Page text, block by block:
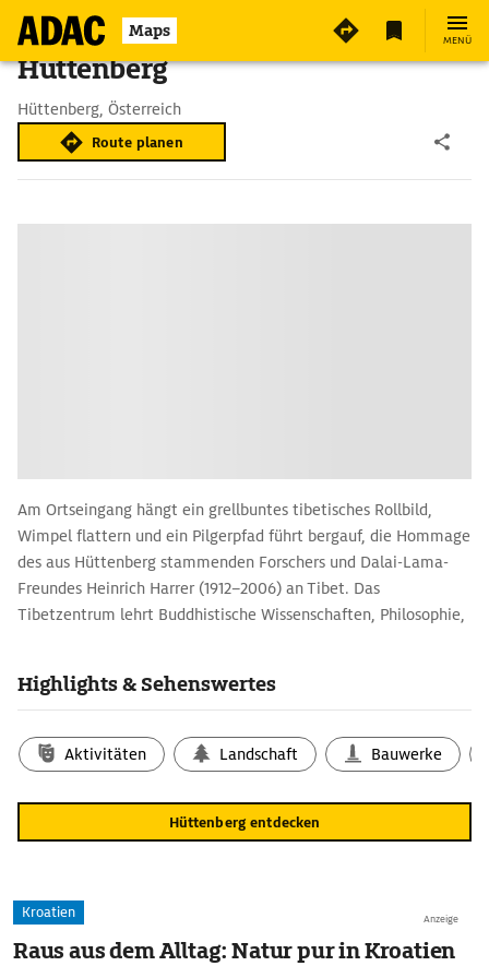
Maps MENÜ
Hüttenberg
Hüttenberg, Österreich
Route planen
Am Ortseingang hängt ein grellbuntes tibetisches Rollbild,
Wimpel flattern und ein Pilgerpfad führt bergauf, die Hommage
des aus Hüttenberg stammenden Forschers und Dalai-Lama-
Freundes Heinrich Harrer (1912–2006) an Tibet. Das
Tibetzentrum lehrt Buddhistische Wissenschaften, Philosophie,
Forschungsreisen Harrers.
Highlights & Sehenswertes
Aktivitäten Landschaft Bauwerke
Hüttenberg entdecken
Anzeige
Kroatien
Raus aus dem Alltag: Natur pur in Kroatien